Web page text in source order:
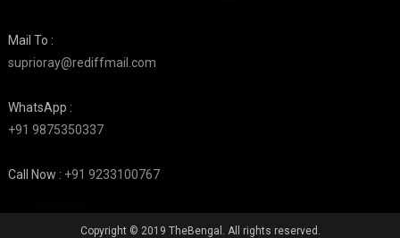
Mail To :
suprioray@rediffmail.com
WhatsApp :
+91 9875350337
Call Now : +91 9233100767
Copyright © 2019 TheBengal. All rights reserved.